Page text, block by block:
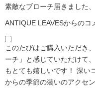
素敵なブローチ届きました
ANTIQUE LEAVESからのコ
このたびはご購入いただき
ーチ」と感じていただけて
もとても嬉しいです！ 深い
からの季節の装いのアクセ